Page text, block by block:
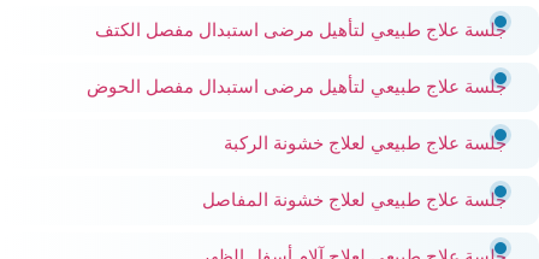
جلسة علاج طبيعي لتأهيل مرضى استبدال مفصل الكتف
جلسة علاج طبيعي لتأهيل مرضى استبدال مفصل الحوض
جلسة علاج طبيعي لعلاج خشونة الركبة
جلسة علاج طبيعي لعلاج خشونة المفاصل